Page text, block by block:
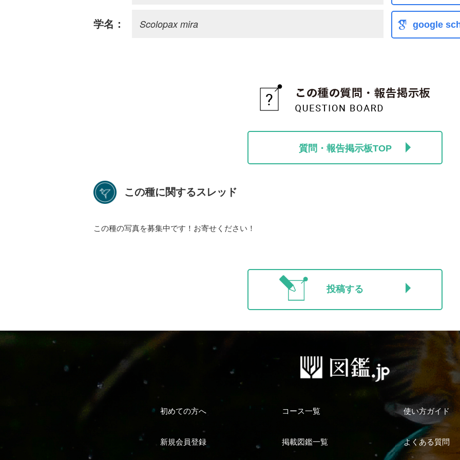
学名： Scolopax mira google
質問・報告掲示板TOP
この種に関するスレッド
この種の写真を募集中です！お寄せください！
投稿する
初めての方へ コース一覧 使い方ガイド
新規会員登録 掲載図鑑一覧 よくある質問